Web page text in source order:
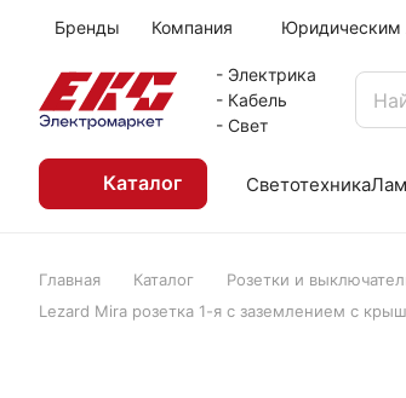
Бренды Компания Юридическим
- Электрика
- Кабель
- Свет
Каталог Светотехника
Главная Каталог Розетки и
Lezard Mira розетка 1-я с заземлением с